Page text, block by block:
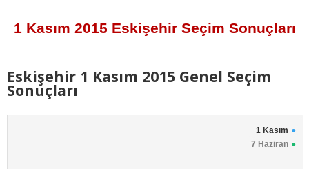
1 Kasım 2015 Eskişehir Seçim Sonuçları
Eskişehir 1 Kasım 2015 Genel Seçim
Sonuçları
1 Kasım
7 Haziran